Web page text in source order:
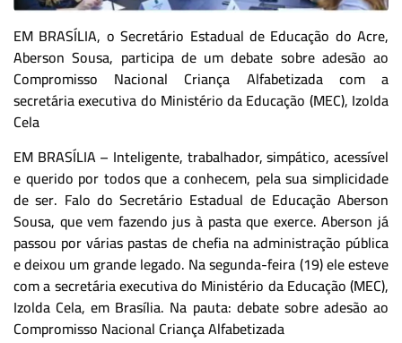
EM BRASÍLIA, o Secretário Estadual de Educação do Acre,
Aberson Sousa, participa de um debate sobre adesão ao
Compromisso Nacional Criança Alfabetizada com a
secretária executiva do Ministério da Educação (MEC), Izolda
Cela
EM BRASÍLIA – Inteligente, trabalhador, simpático, acessível
e querido por todos que a conhecem, pela sua simplicidade
de ser. Falo do Secretário Estadual de Educação Aberson
Sousa, que vem fazendo jus à pasta que exerce. Aberson já
passou por várias pastas de chefia na administração pública
e deixou um grande legado. Na segunda-feira (19) ele esteve
com a secretária executiva do Ministério da Educação (MEC),
Izolda Cela, em Brasília. Na pauta: debate sobre adesão ao
Compromisso Nacional Criança Alfabetizada